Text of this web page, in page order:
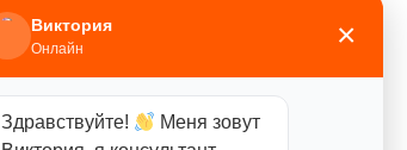
Виктория
Онлайн ×
Здравствуйте!
Меня зовут